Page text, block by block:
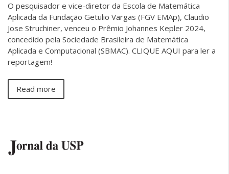
O pesquisador e vice-diretor da Escola de Matemática
Aplicada da Fundação Getulio Vargas (FGV EMAp), Claudio
Jose Struchiner, venceu o Prêmio Johannes Kepler 2024,
concedido pela Sociedade Brasileira de Matemática
Aplicada e Computacional (SBMAC). CLIQUE AQUI para ler a
reportagem!
Read more